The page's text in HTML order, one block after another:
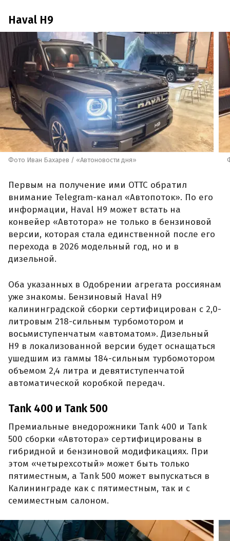
Haval H9
Фото Иван Бахарев / «Автоновости дня»
Первым на получение ими ОТТС обратил
внимание Telegram-канал «Автопоток». По его
информации, Haval H9 может встать на
конвейер «Автотора» не только в бензиновой
версии, которая стала единственной после его
перехода в 2026 модельный год, но и в
дизельной.
Оба указанных в Одобрении агрегата россиянам
уже знакомы. Бензиновый Haval H9
калининградской сборки сертифицирован с 2,0-
литровым 218-сильным турбомотором и
восьмиступенчатым «автоматом». Дизельный
H9 в локализованной версии будет оснащаться
ушедшим из гаммы 184-сильным турбомотором
объемом 2,4 литра и девятиступенчатой
автоматической коробкой передач.
Tank 400 и Tank 500
Премиальные внедорожники Tank 400 и Tank
500 сборки «Автотора» сертифицированы в
гибридной и бензиновой модификациях. При
этом «четырехсотый» может быть только
пятиместным, а Tank 500 может выпускаться в
Калининграде как с пятиместным, так и с
семиместным салоном.